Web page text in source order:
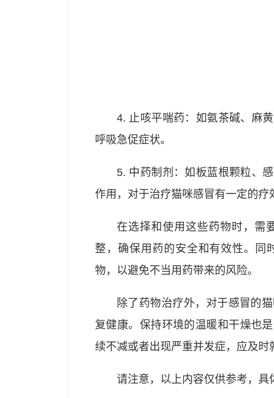
4. 止咳平喘药：如氨茶碱、麻
呼吸急促症状。
5. 中药制剂：如板蓝根颗粒、
作用，对于治疗猫咪感冒有一定的疗
在选择和使用这些药物时，需
整，确保用药的安全和有效性。同
物，以避免不当用药带来的风险。
除了药物治疗外，对于感冒的
复健康。保持环境的温暖和干燥也
续不减或者出现严重并发症，应及时
请注意，以上内容仅供参考，具